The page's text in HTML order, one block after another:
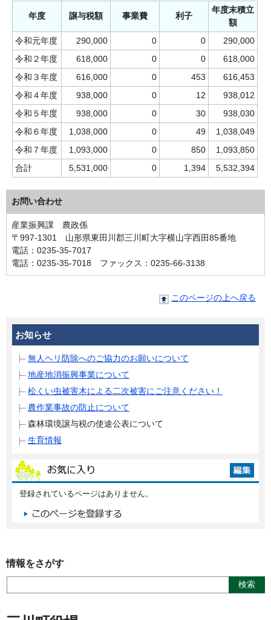
年度 譲与税額 事業費 利子
年度末積立
額
令和元年度
290,000 0 0
290,000
令和２年度
618,000 0 0
618,000
令和３年度
616,000 0 453
616,453
令和４年度
938,000 0 12
938,012
令和５年度
938,000 0 30
938,030
令和６年度
1,038,000 0 49
1,038,049
令和７年度
1,093,000 0 850
1,093,850
合計
5,531,000 0 1,394 5,532,394
お問い合わせ
産業振興課 農政係
〒997-1301 山形県東田川郡三川町大字横山字西田85番地
電話：0235-35-7017
電話：0235-35-7018 ファックス：0235-66-3138
このページの上へ戻る
お知らせ
無人ヘリ防除へのご協力のお願いについて
地産地消振興事業について
松くい虫被害木による二次被害にご注意ください！
農作業事故の防止について
森林環境譲与税の使途公表について
生育情報
登録されているページはありません。
情報をさがす